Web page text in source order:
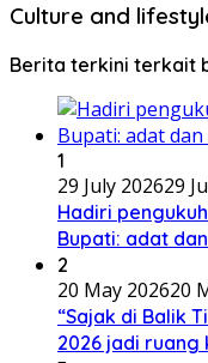
Culture and
Berita terkini terkait
1
29 July 202629
Hadiri
Bupati: adat
2
20 May 202620
“Sajak di Balik
2026 jadi